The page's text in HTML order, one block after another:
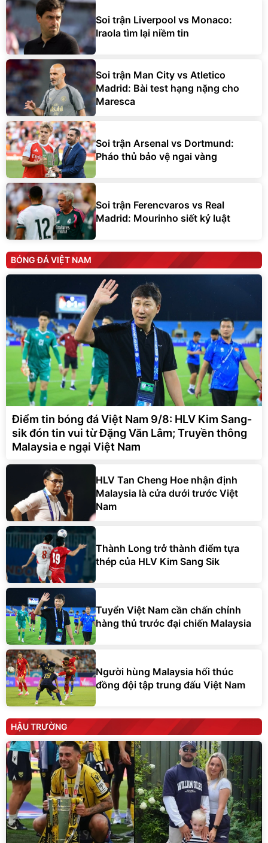
Soi trận Liverpool vs Monaco:
Iraola tìm lại niềm tin
Soi trận Man City vs Atletico
Madrid: Bài test hạng nặng cho
Maresca
Soi trận Arsenal vs Dortmund:
Pháo thủ bảo vệ ngai vàng
Soi trận Ferencvaros vs Real
Madrid: Mourinho siết kỷ luật
BÓNG ĐÁ VIỆT NAM
Điểm tin bóng đá Việt Nam 9/8: HLV Kim Sang-
sik đón tin vui từ Đặng Văn Lâm; Truyền thông
Malaysia e ngại Việt Nam
HLV Tan Cheng Hoe nhận định
Malaysia là cửa dưới trước Việt
Nam
Thành Long trở thành điểm tựa
thép của HLV Kim Sang Sik
Tuyển Việt Nam cần chấn chỉnh
hàng thủ trước đại chiến Malaysia
Người hùng Malaysia hối thúc
đồng đội tập trung đấu Việt Nam
HẬU TRƯỜNG